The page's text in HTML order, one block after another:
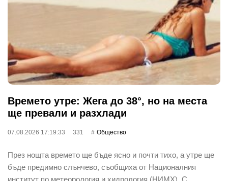
Времето утре: Жега до 38°, но на места
ще превали и разхлади
07.08.2026 17:19:33 331 Общество
През нощта времето ще бъде ясно и почти тихо, а утре ще
бъде предимно слънчево, съобщиха от Националния
институт по метеорология и хидрология (НИМХ). С…